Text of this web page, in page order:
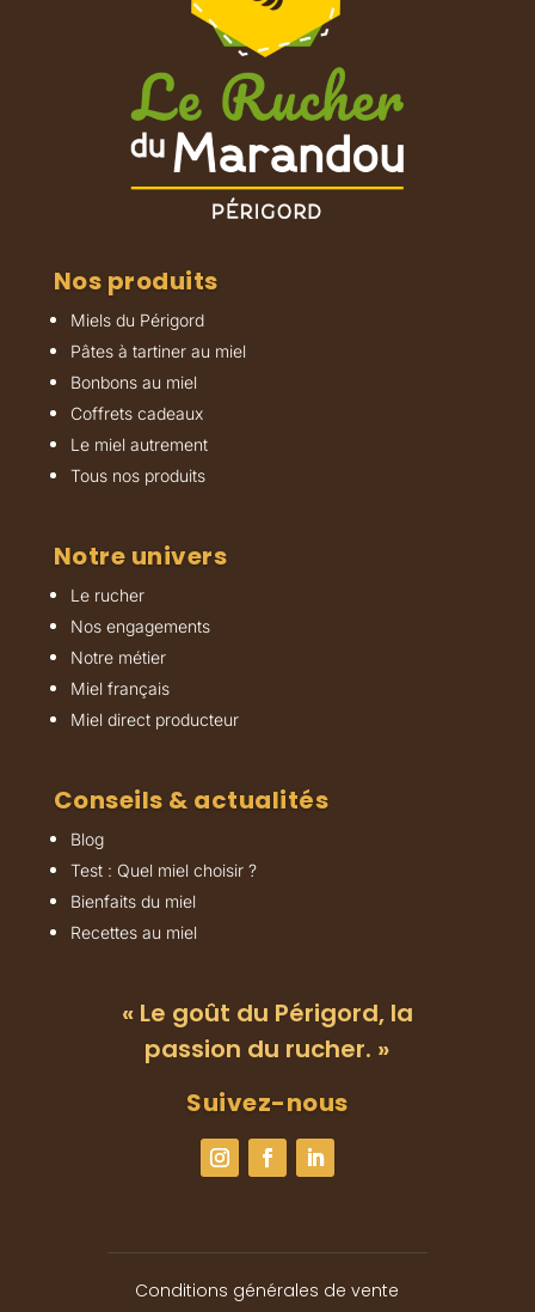
Nos produits
Miels du Périgord
Pâtes à tartiner au miel
Bonbons au miel
Coffrets cadeaux
Le miel autrement
Tous nos produits
Notre univers
Le rucher
Nos engagements
Notre métier
Miel français
Miel direct producteur
Conseils & actualités
Blog
Test : Quel miel choisir ?
Bienfaits du miel
Recettes au miel
« Le goût du Périgord, la
passion du rucher. »
Suivez-nous
Conditions générales de vente